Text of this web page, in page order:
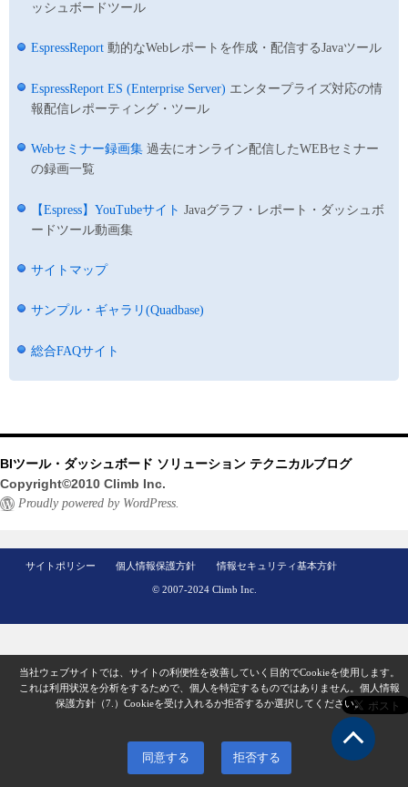
ッシュボードツール
EspressReport 動的なWebレポートを作成・配信するJavaツール
EspressReport ES (Enterprise Server) エンタープライズ対応の情
報配信レポーティング・ツール
Webセミナー録画集 過去にオンライン配信したWEBセミナー
の録画一覧
【Espress】YouTubeサイト Javaグラフ・レポート・ダッシュボ
ードツール動画集
サイトマップ
サンプル・ギャラリ(Quadbase)
総合FAQサイト
BIツール・ダッシュボード ソリューション テクニカルブログ
Copyright©2010 Climb Inc.
Proudly powered by WordPress.
サイトポリシー 個人情報保護方針 情報セキュリティ基本方針
© 2007-2024 Climb Inc.
当社ウェブサイトでは、サイトの利便性を改善していく目的でCookieを使用します。
これは利用状況を分析をするためで、個人を特定するものではありません。 個人情報
保護方針（7.） Cookieを受け入れるか拒否するか選択してください。
同意する 拒否する